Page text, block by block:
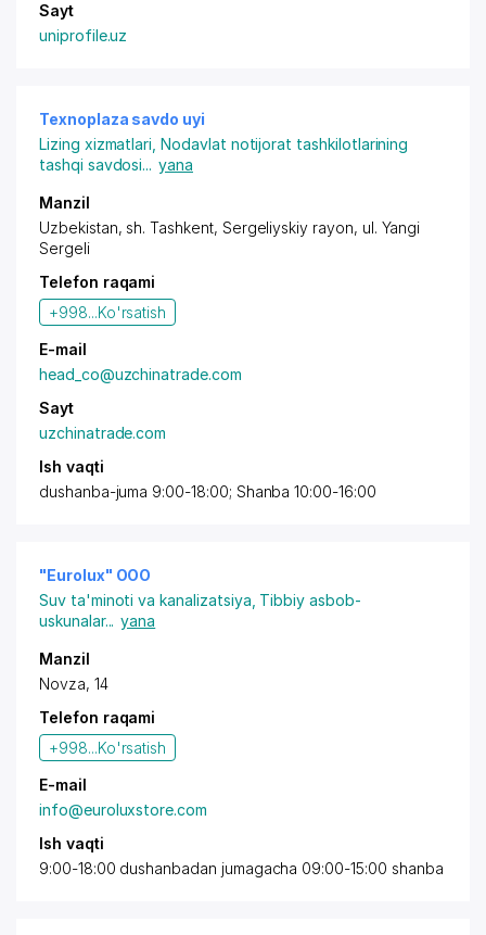
Sayt
uniprofile.uz
Texnoplaza savdo uyi
Lizing xizmatlari ,Nodavlat notijorat tashkilotlarining
tashqi savdosi... yana
Manzil
Uzbekistan, sh. Tashkent, Sergeliyskiy rayon, ul. Yangi
Sergeli
Telefon raqami
+998...Ko'rsatish
E-mail
head_co@uzchinatrade.com
Sayt
uzchinatrade.com
Ish vaqti
dushanba-juma 9:00-18:00; Shanba 10:00-16:00
"Eurolux" OOO
Suv ta'minoti va kanalizatsiya Tibbiy asbob-
uskunalar... yana
Manzil
Novza, 14
Telefon raqami
+998...Ko'rsatish
E-mail
info@euroluxstore.com
Ish vaqti
9:00-18:00 dushanbadan jumagacha 09:00-15:00 shanba